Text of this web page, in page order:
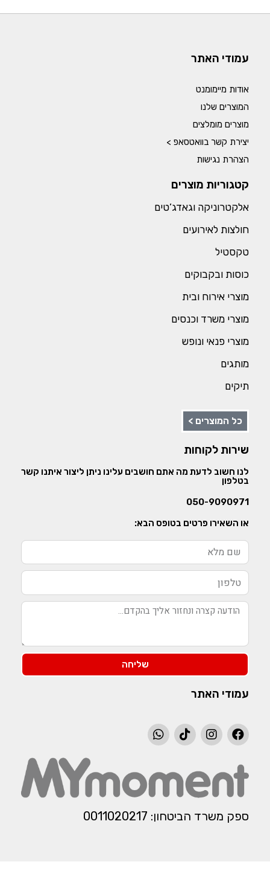
עמודי האתר
אודות מיימומנט
המוצרים שלנו
מוצרים מומלצים
יצירת קשר בוואטסאפ >
הצהרת נגישות
קטגוריות מוצרים
אלקטרוניקה וגאדג’טים
חולצות לאירועים
טקסטיל
כוסות ובקבוקים
מוצרי אירוח ובית
מוצרי משרד וכנסים
מוצרי פנאי ונופש
מותגים
תיקים
כל המוצרים >
שירות לקוחות
לנו חשוב לדעת מה אתם חושבים עלינו ניתן ליצור איתנו קשר
בטלפון
050-9090971
או השאירו פרטים בטופס הבא:
שליחה
עמודי האתר
ספק משרד הביטחון: 0011020217​​